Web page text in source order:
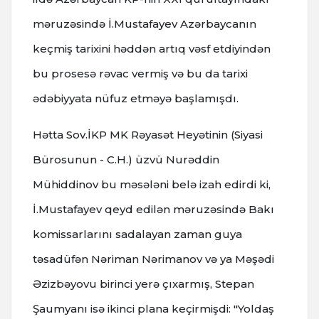
məruzəsində İ.Mustafayev Azərbaycanın
keçmiş tarixini həddən artıq vəsf etdiyindən
bu prosesə rəvac vermiş və bu da tarixi
ədəbiyyata nüfuz etməyə başlamışdı.
Hətta Sov.İKP MK Rəyasət Heyətinin (Siyasi
Bürosunun - C.H.) üzvü Nurəddin
Mühiddinov bu məsələni belə izah edirdi ki,
İ.Mustafayev qeyd edilən məruzəsində Bakı
komissarlarını sadalayan zaman guya
təsadüfən Nəriman Nərimanov və ya Məşədi
Əzizbəyovu birinci yerə çıxarmış, Stepan
Şaumyanı isə ikinci plana keçirmişdi: "Yoldaş